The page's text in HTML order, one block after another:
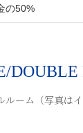
の50%
DOUBLE
ルーム（写真は